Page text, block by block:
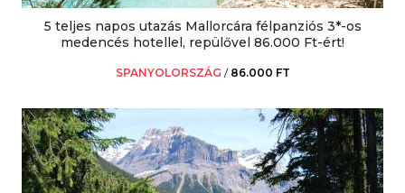
5 teljes napos utazás Mallorcára félpanziós 3*-os
medencés hotellel, repülővel 86.000 Ft-ért!
SPANYOLORSZÁG / 86.000 FT